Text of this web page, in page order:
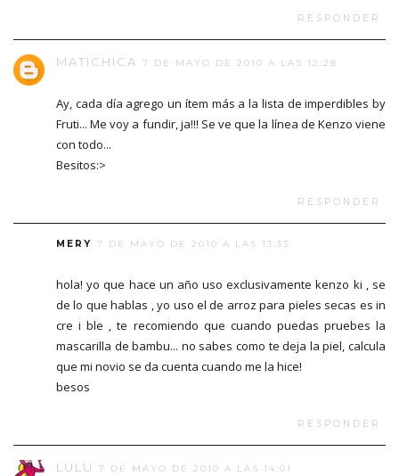
RESPONDER
MATICHICA 7 DE MAYO DE 2010 A LAS 12:28
Ay, cada día agrego un ítem más a la lista de imperdibles by
Fruti... Me voy a fundir, ja!!! Se ve que la línea de Kenzo viene
con todo...
Besitos:>
RESPONDER
MERY 7 DE MAYO DE 2010 A LAS 13:33
hola! yo que hace un año uso exclusivamente kenzo ki , se
de lo que hablas , yo uso el de arroz para pieles secas es in
cre i ble , te recomiendo que cuando puedas pruebes la
mascarilla de bambu... no sabes como te deja la piel, calcula
que mi novio se da cuenta cuando me la hice!
besos
RESPONDER
LULU 7 DE MAYO DE 2010 A LAS 14:01